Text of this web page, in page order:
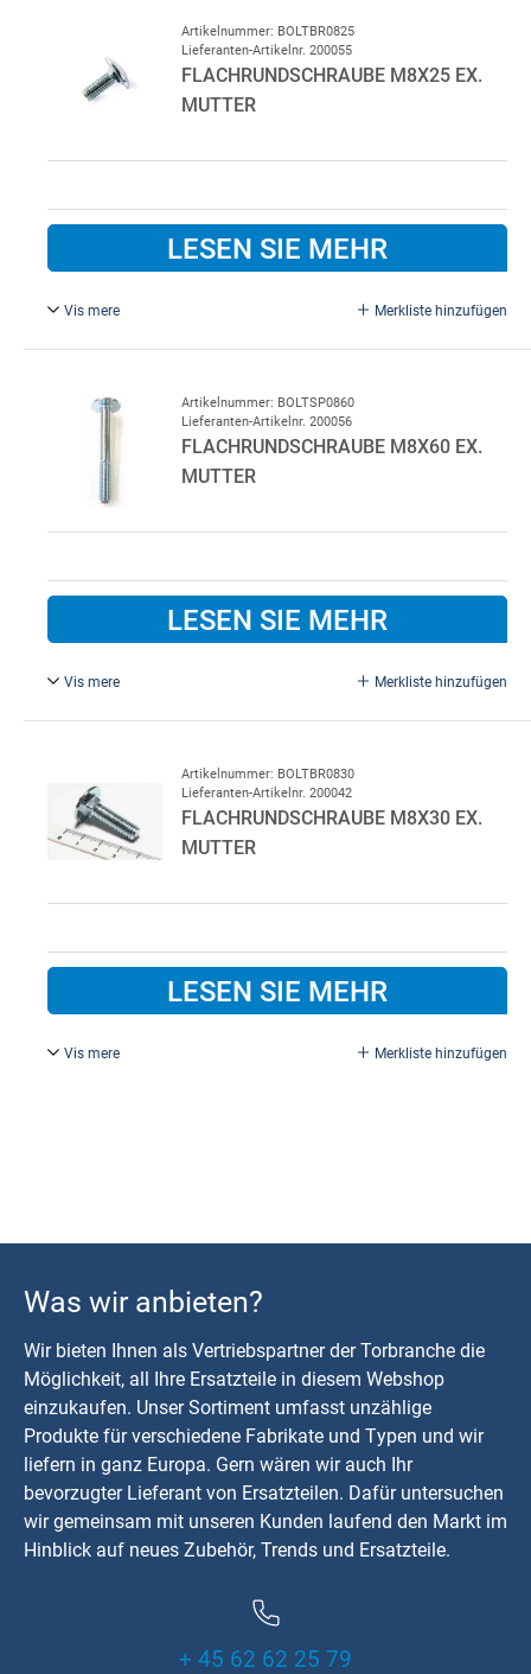
Artikelnummer: BOLTBR0825
Lieferanten-Artikelnr. 200055
FLACHRUNDSCHRAUBE M8X25 EX.
MUTTER
LESEN SIE MEHR
Vis mere Merkliste hinzufügen
M8 x 25 mm, FZB. Ex. Mutter
Artikelnummer: BOLTSP0860
Lieferanten-Artikelnr. 200056
FLACHRUNDSCHRAUBE M8X60 EX.
MUTTER
LESEN SIE MEHR
Vis mere Merkliste hinzufügen
Artikelnummer: BOLTBR0830
Lieferanten-Artikelnr. 200042
FLACHRUNDSCHRAUBE M8X30 EX.
MUTTER
LESEN SIE MEHR
Vis mere Merkliste hinzufügen
Was wir anbieten?
Wir bieten Ihnen als Vertriebspartner der Torbranche die
Möglichkeit, all Ihre Ersatzteile in diesem Webshop
einzukaufen. Unser Sortiment umfasst unzählige
Produkte für verschiedene Fabrikate und Typen und wir
liefern in ganz Europa. Gern wären wir auch Ihr
bevorzugter Lieferant von Ersatzteilen. Dafür untersuchen
wir gemeinsam mit unseren Kunden laufend den Markt im
Hinblick auf neues Zubehör, Trends und Ersatzteile.
+ 45 62 62 25 79